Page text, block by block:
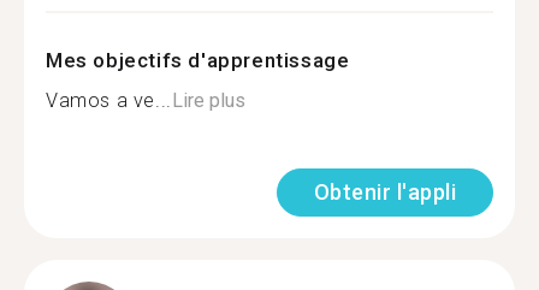
Mes objectifs d'apprentissage
Vamos a ve...Lire plus
Obtenir l'appli